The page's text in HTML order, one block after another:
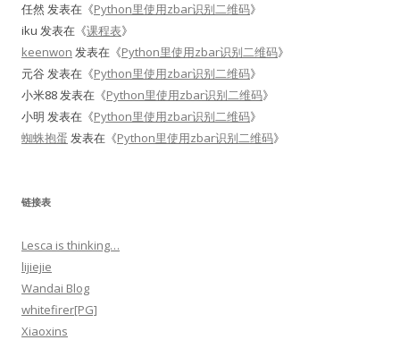
任然 发表在《Python里使用zbar识别二维码》
iku 发表在《课程表》
keenwon 发表在《Python里使用zbar识别二维码》
元谷发表在《Python里使用zbar识别二维码》
小米88发表在《Python里使用zbar识别二维码》
小明 发表在《Python里使用zbar识别二维码》
蜘蛛抱蛋 发表在《Python里使用zbar识别二维码》
链接表
Lesca is thinking…
lijiejie
Wandai Blog
whitefirer[PG]
Xiaoxins